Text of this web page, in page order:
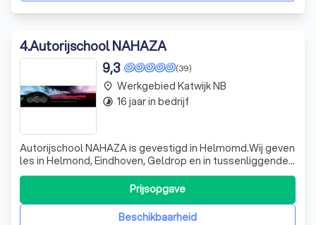
4.Autorijschool NAHAZA
(39)
9,3
Autorijschool NAHAZA is gevestigd in Helmomd.Wij geven
les in Helmond, Eindhoven, Geldrop en in tussenliggende
gebieden. Bij autorijschool NAHAZA gaan we vriendelijk
om met de leerlingen. Wij stellen prijs op het vertrouwen
in de relatie met de leerlingen. Wij vinden wederzijds
respect heel belangrBeschikbaarheid
Prijsopgave
place Werkgebied Katwijk NB
timelapse 16 jaar in bedrijf